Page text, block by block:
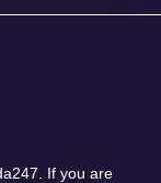
If you are